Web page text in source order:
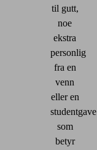
til gutt,
noe
ekstra
personlig
fra en
venn
eller en
studentgave
som
betyr